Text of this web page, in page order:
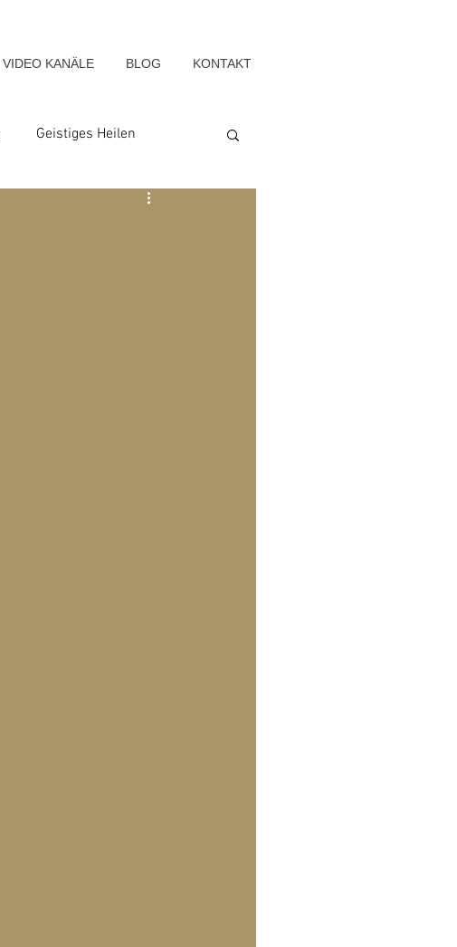
VIDEO KANÄLE BLOG KONTAKT
Geistiges Heilen